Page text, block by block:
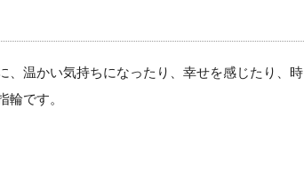
、温かい気持ちになったり、幸せを感じたり、時
です。